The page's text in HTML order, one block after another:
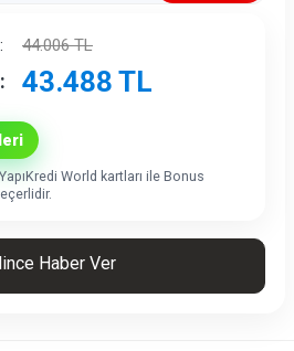
: 44.006TL
: 43.488 TL
World kartları ile Bonus
Haber Ver